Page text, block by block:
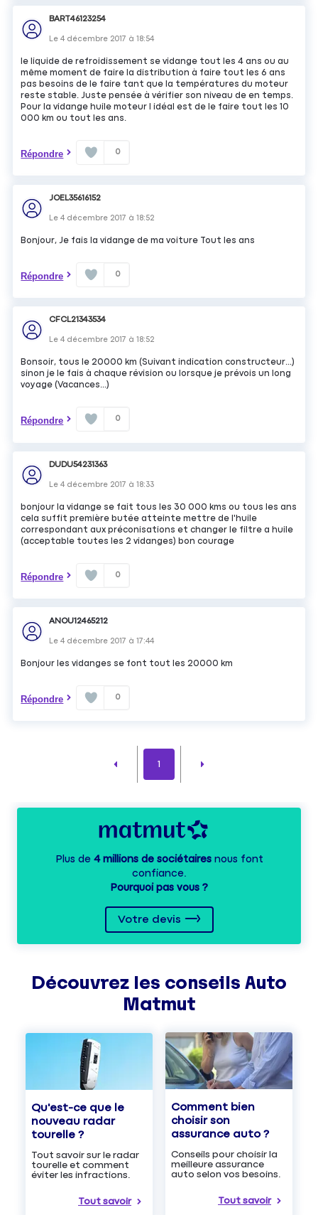
BART46123254
Le4 décembre 2017 à18:54
le liquide de refroidissement se vidange tout les 4 ans ou au
même moment de faire la distribution à faire tout les 6 ans
pas besoins de le faire tant que la températures du moteur
reste stable. Juste pensée à vérifier son niveau de en temps.
Pour la vidange huile moteur l idéal est de le faire tout les 10
000 km ou tout les ans.
Répondre 0
JOEL35616152
Le4 décembre 2017 à18:52
Bonjour, Je fais la vidange de ma voiture Tout les ans
Répondre 0
CFCL21343534
Le4 décembre 2017 à18:52
Bonsoir, tous le 20000 km (Suivant indication constructeur...)
sinon je le fais à chaque révision ou lorsque je prévois un long
voyage (Vacances...)
Répondre 0
DUDU54231363
Le4 décembre 2017 à18:33
bonjour la vidange se fait tous les 30 000 kms ou tous les ans
cela suffit première butée atteinte mettre de l'huile
correspondant aux préconisations et changer le filtre a huile
(acceptable toutes les 2 vidanges) bon courage
Répondre 0
ANOU12465212
Le4 décembre 2017 à17:44
Bonjour les vidanges se font tout les 20000 km
Répondre 0
1
Plus de 4 millions de sociétairesnous font
confiance.
Pourquoi pas vous ?
Votre devis
Découvrez les conseils Auto
Matmut
Qu'est-ce que le
nouveau radar
tourelle ?
Tout savoir sur le radar
tourelle et comment
éviter les infractions.
Tout savoir
Comment bien
choisir son
assurance auto ?
Conseils pour choisir la
meilleure assurance
auto selon vos besoins.
Tout savoir